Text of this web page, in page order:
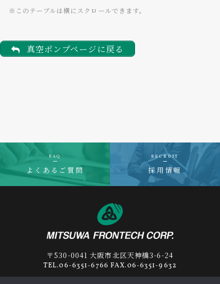
※このテーブルは横にスクロールできます。
真空ポンプページに戻る
FAQ
よくあるご質問
RECRUIT
採用情報
〒530-0041 大阪市北区天神橋3-6-24
TEL.06-6351-6766 FAX.06-6351-9632